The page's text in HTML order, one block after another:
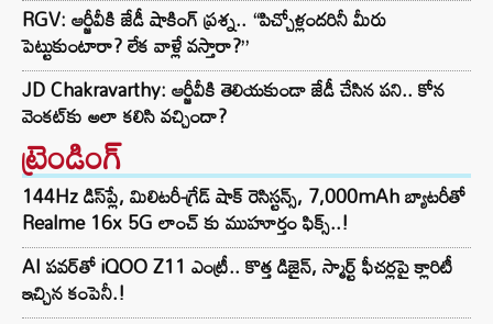
RGV: ఆర్జీవీకి జేడీ షాకింగ్ ప్రశ్న.. “పిచ్చోళ్లందరినీ మీరు
పెట్టుకుంటారా? లేక వాళ్లే వస్తారా?”
JD Chakravarthy: ఆర్జీవీకి తెలియకుండా జేడీ చేసిన పని.. కోన
వెంకట్‌కు అలా కలిసి వచ్చిందా?
ట్రెండింగ్‌
144Hz డిస్‌ప్లే, మిలిటరీ-గ్రేడ్ షాక్ రెసిస్టన్స్, 7,000mAh బ్యాటరీతో
Realme 16x 5G లాంచ్ కు ముహూర్తం ఫిక్స్..!
AI పవర్‌తో iQOO Z11 ఎంట్రీ.. కొత్త డిజైన్, స్మార్ట్ ఫీచర్లపై క్లారిటీ
ఇచ్చిన కంపెనీ.!